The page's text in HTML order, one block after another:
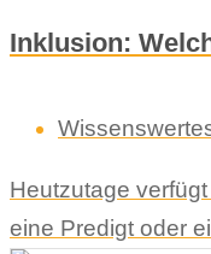
Inklusion:
Heutzutage
eine Predigt oder